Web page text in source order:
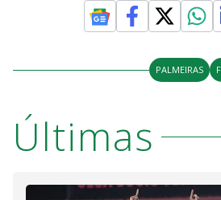
PALMEIRAS
Últimas